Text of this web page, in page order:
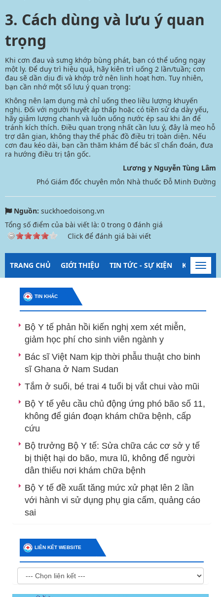
3. Cách dùng và lưu ý quan
trọng
Khi cơn đau và sưng khớp bùng phát, bạn có thể uống ngay
một ly. Để duy trì hiệu quả, hãy kiên trì uống 2 lần/tuần; cơn
đau sẽ dần dịu đi và khớp trở nên linh hoạt hơn. Tuy nhiên,
bạn cần nhớ một số lưu ý quan trọng:
Không nên lạm dụng mà chỉ uống theo liều lượng khuyến
nghị. Đối với người huyết áp thấp hoặc có tiền sử dạ dày yếu,
hãy giảm lượng chanh và luôn uống nước ép sau khi ăn để
tránh kích thích. Điều quan trọng nhất cần lưu ý, đây là mẹo hỗ
trợ dân gian, không thay thế phác đồ điều trị toàn diện. Nếu
cơn đau kéo dài, bạn cần thăm khám để bác sĩ chẩn đoán, đưa
ra hướng điều trị tận gốc.
Lương y Nguyễn Tùng Lâm
Phó Giám đốc chuyên môn Nhà thuốc Đỗ Minh Đường
Nguồn: suckhoedoisong.vn
Tổng số điểm của bài viết là: 0 trong 0 đánh giá
Click để đánh giá bài viết
TRANG CHỦ GIỚI THIỆU TIN TỨC - SỰ KIỆN KIỂM
TIN KHÁC
Bộ Y tế phản hồi kiến nghị xem xét miễn,
giảm học phí cho sinh viên ngành y
Bác sĩ Việt Nam kịp thời phẫu thuật cho binh
sĩ Ghana ở Nam Sudan
Tắm ở suối, bé trai 4 tuổi bị vắt chui vào mũi
Bộ Y tế yêu cầu chủ động ứng phó bão số 11,
không để gián đoạn khám chữa bệnh, cấp
cứu
Bộ trưởng Bộ Y tế: Sửa chữa các cơ sở y tế
bị thiệt hại do bão, mưa lũ, không để người
dân thiếu nơi khám chữa bệnh
Bộ Y tế đề xuất tăng mức xử phạt lên 2 lần
với hành vi sử dụng phụ gia cấm, quảng cáo
sai
LIÊN KẾT WEBSITE